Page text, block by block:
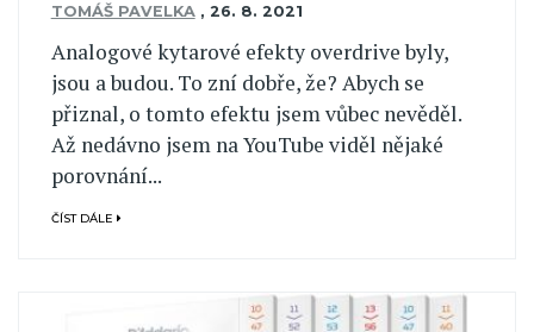
TOMÁŠ PAVELKA , 26. 8. 2021
Analogové kytarové efekty overdrive byly,
jsou a budou. To zní dobře, že? Abych se
přiznal, o tomto efektu jsem vůbec nevěděl.
Až nedávno jsem na YouTube viděl nějaké
porovnání...
ČÍST DÁLE